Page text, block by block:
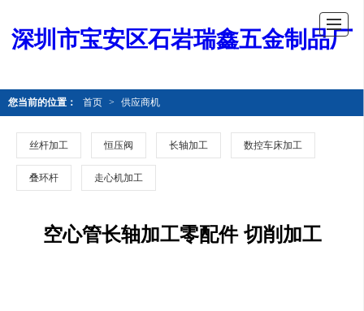
深圳市宝安区石岩瑞鑫五金制品厂
您当前的位置： 首页 > 供应商机
丝杆加工 恒压阀 长轴加工 数控车床加工
叠环杆 走心机加工
空心管长轴加工零配件 切削加工